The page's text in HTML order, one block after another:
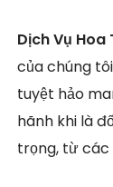
Dịch Vụ Hoa
của chúng
tuyệt hảo
hãnh khi là
trọng, từ các